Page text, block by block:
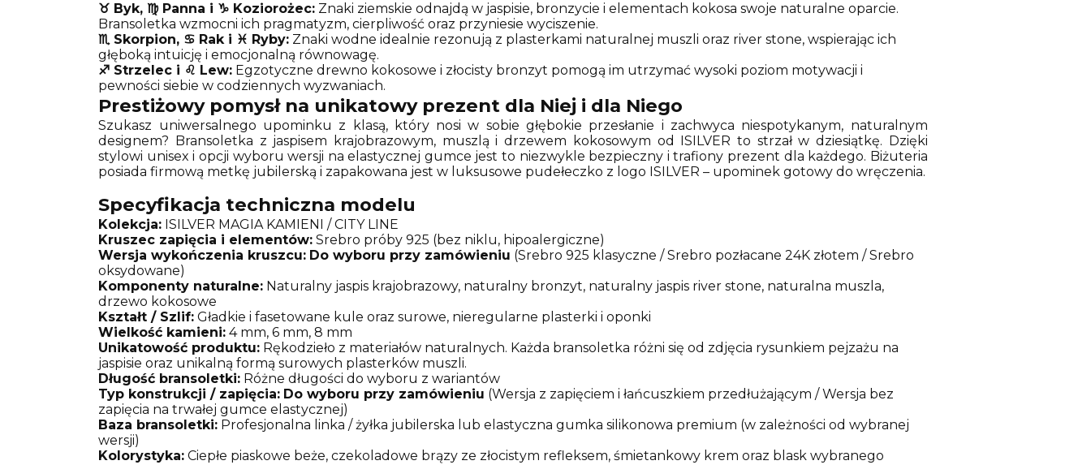
♉ Byk, ♍ Panna i ♑ Koziorożec: Znaki ziemskie odnajdą w jaspisie, bronzycie i elementach kokosa swoje naturalne oparcie.
Bransoletka wzmocni ich pragmatyzm, cierpliwość oraz przyniesie wyciszenie.
♏ Skorpion, ♋ Rak i ♓ Ryby: Znaki wodne idealnie rezonują z plasterkami naturalnej muszli oraz river stone, wspierając ich
głęboką intuicję i emocjonalną równowagę.
♐ Strzelec i ♌ Lew: Egzotyczne drewno kokosowe i złocisty bronzyt pomogą im utrzymać wysoki poziom motywacji i
pewności siebie w codziennych wyzwaniach.
Prestiżowy pomysł na unikatowy prezent dla Niej i dla Niego
Szukasz uniwersalnego upominku z klasą, który nosi w sobie głębokie przesłanie i zachwyca niespotykanym, naturalnym
designem? Bransoletka z jaspisem krajobrazowym, muszlą i drzewem kokosowym od ISILVER to strzał w dziesiątkę. Dzięki
stylowi unisex i opcji wyboru wersji na elastycznej gumce jest to niezwykle bezpieczny i trafiony prezent dla każdego. Biżuteria
posiada firmową metkę jubilerską i zapakowana jest w luksusowe pudełeczko z logo ISILVER – upominek gotowy do wręczenia.
Specyfikacja techniczna modelu
Kolekcja: ISILVER MAGIA KAMIENI / CITY LINE
Kruszec zapięcia i elementów: Srebro próby 925 (bez niklu, hipoalergiczne)
Wersja wykończenia kruszcu: Do wyboru przy zamówieniu (Srebro 925 klasyczne / Srebro pozłacane 24K złotem / Srebro
oksydowane)
Komponenty naturalne: Naturalny jaspis krajobrazowy, naturalny bronzyt, naturalny jaspis river stone, naturalna muszla,
drzewo kokosowe
Kształt / Szlif: Gładkie i fasetowane kule oraz surowe, nieregularne plasterki i oponki
Wielkość kamieni: 4 mm, 6 mm, 8 mm
Unikatowość produktu: Rękodzieło z materiałów naturalnych. Każda bransoletka różni się od zdjęcia rysunkiem pejzażu na
jaspisie oraz unikalną formą surowych plasterków muszli.
Długość bransoletki: Różne długości do wyboru z wariantów
Typ konstrukcji / zapięcia: Do wyboru przy zamówieniu (Wersja z zapięciem i łańcuszkiem przedłużającym / Wersja bez
zapięcia na trwałej gumce elastycznej)
Baza bransoletki: Profesjonalna linka / żyłka jubilerska lub elastyczna gumka silikonowa premium (w zależności od wybranej
wersji)
Kolorystyka: Ciepłe piaskowe beże, czekoladowe brązy ze złocistym refleksem, śmietankowy krem oraz blask wybranego